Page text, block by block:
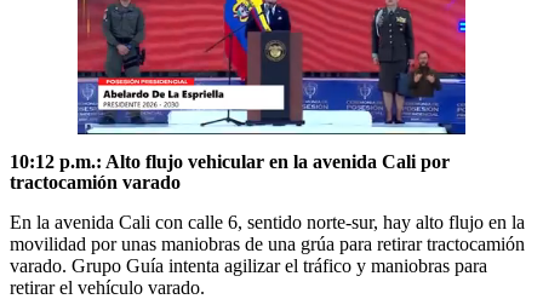
10:12 p.m.: Alto flujo vehicular en la avenida Cali por
tractocamión varado
En la avenida Cali con calle 6, sentido norte-sur, hay alto flujo en la
movilidad por unas maniobras de una grúa para retirar tractocamión
varado. Grupo Guía intenta agilizar el tráfico y maniobras para
retirar el vehículo varado.